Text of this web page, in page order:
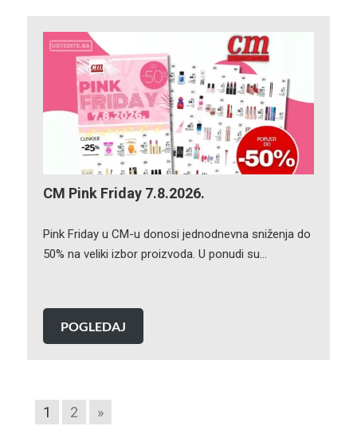
CM Pink Friday 7.8.2026.
Pink Friday u CM-u donosi jednodnevna sniženja do
50% na veliki izbor proizvoda. U ponudi su…
POGLEDAJ
1 2
»